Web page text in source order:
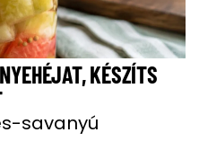
KÉSZÍTS
savanyú